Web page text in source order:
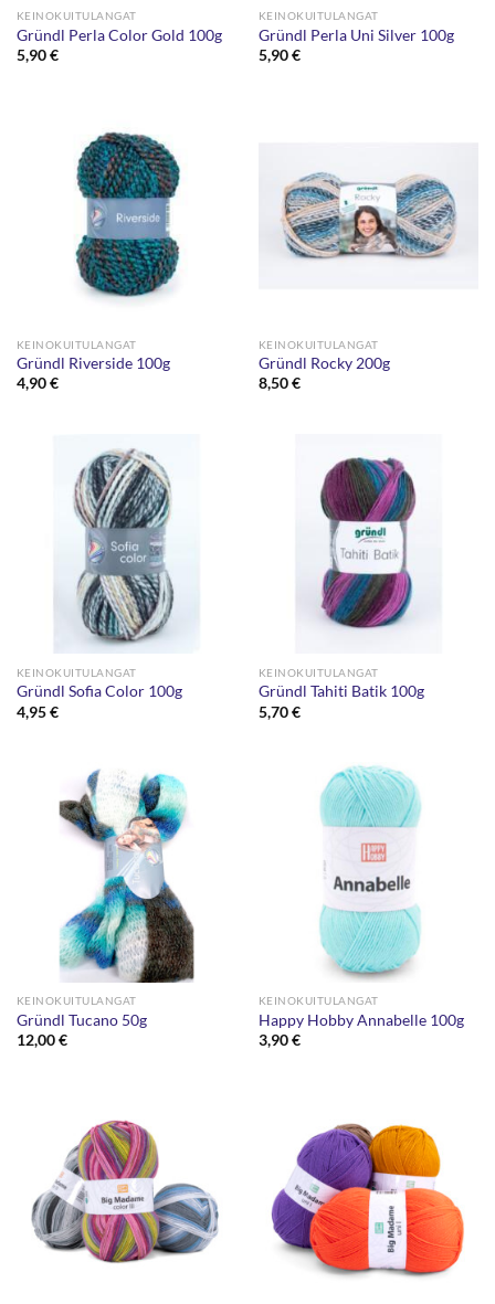
KEINOKUITULANGAT
Gründl Perla Color Gold 100g
5,90€
KEINOKUITULANGAT
Gründl Perla Uni Silver 100g
5,90€
KEINOKUITULANGAT
Gründl Riverside 100g
4,90€
KEINOKUITULANGAT
Gründl Rocky 200g
8,50€
KEINOKUITULANGAT
Gründl Sofia Color 100g
4,95€
KEINOKUITULANGAT
Gründl Tahiti Batik 100g
5,70€
KEINOKUITULANGAT
Gründl Tucano 50g
12,00€
KEINOKUITULANGAT
Happy Hobby Annabelle 100g
3,90€